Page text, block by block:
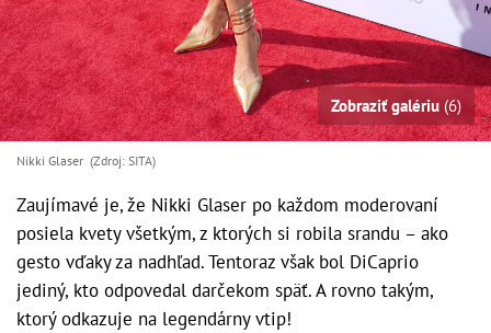
Zobraziť galériu (6)
Nikki Glaser (Zdroj: SITA)
Zaujímavé je, že Nikki Glaser po každom moderovaní
posiela kvety všetkým, z ktorých si robila srandu – ako
gesto vďaky za nadhľad. Tentoraz však bol DiCaprio
jediný, kto odpovedal darčekom späť. A rovno takým,
ktorý odkazuje na legendárny vtip!